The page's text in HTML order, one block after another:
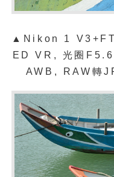
▲Nikon 1
ED VR, 光圈
AWB, RAW轉